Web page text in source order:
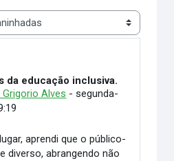
da educação inclusiva.
Grigorio Alves -segunda-
0
aprendi que o público-
diverso, abrangendo não